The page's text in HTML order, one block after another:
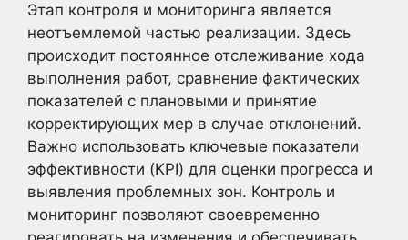
Этап контроля и мониторинга является
неотъемлемой частью реализации. Здесь
происходит постоянное отслеживание хода
выполнения работ, сравнение фактических
показателей с плановыми и принятие
корректирующих мер в случае отклонений.
Важно использовать ключевые показатели
эффективности (KPI) для оценки прогресса и
выявления проблемных зон. Контроль и
мониторинг позволяют своевременно